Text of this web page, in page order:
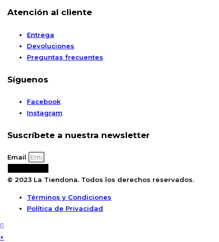
Atención al cliente
Entrega
Devoluciones
Preguntas frecuentes
Síguenos
Facebook
Instagram
Suscríbete a nuestra newsletter
Email
© 2023 La Tiendona. Todos los derechos reservados.
Términos y Condiciones
Política de Privacidad
×